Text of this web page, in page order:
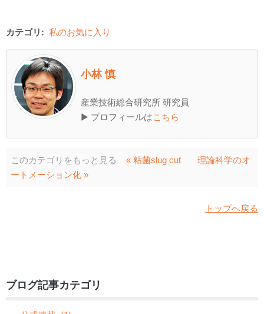
カテゴリ: 私のお気に入り
小林 慎
産業技術総合研究所 研究員
▶ プロフィールはこちら
このカテゴリをもっと見る « 粘菌slug cut
理論科学のオ
ートメーション化 »
トップへ戻る
ブログ記事カテゴリ